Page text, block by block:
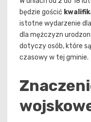
będzie gościć
istotne wydarzenie
dla mężczyzn
dotyczy osób, które
czasowy w tej gminie.